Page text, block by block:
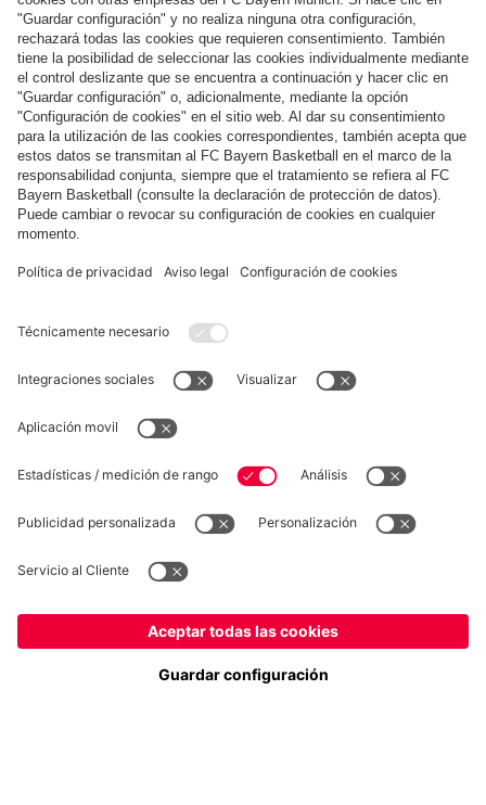
Pago y entrega
FC Bayern Store App
Privacidad
Configuración de las cookies
*Los precios incluyen el IVA y los gastos de envío
© FC Bayern München AG
FC Bayern München AG, Säbener Str. 51-57, 81547 München
Españapara entregar allí!
Globalpara entregar allí!